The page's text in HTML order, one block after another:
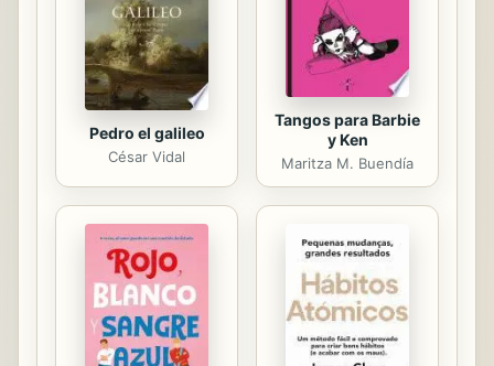
Pedro el galileo
César Vidal
Tangos para Barbie
y Ken
Maritza M. Buendía